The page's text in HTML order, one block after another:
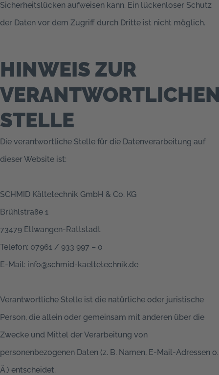
Sicherheitslücken aufweisen kann. Ein lückenloser Schutz
der Daten vor dem Zugriff durch Dritte ist nicht möglich.
HINWEIS ZUR
STELLE
Die verantwortliche Stelle für die Datenverarbeitung auf
dieser Website ist:
SCHMID Kältetechnik GmbH & Co. KG
Brühlstraße 1
73479 Ellwangen-Rattstadt
Telefon: 07961 / 933 997 – 0
E-Mail: info@schmid-kaeltetechnik.de
Verantwortliche Stelle ist die natürliche oder juristische
Person, die allein oder gemeinsam mit anderen über die
Zwecke und Mittel der Verarbeitung von
personenbezogenen Daten (z. B. Namen, E-Mail-Adressen o.
Ä.) entscheidet.